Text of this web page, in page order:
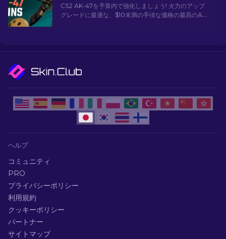
CS2 AK-47を予算内で強化しましょう! 火力のアップ
グレードに最適な、$10未満の手頃な価格の最高のAK-
ヘルプ
コミュニティ
PRO
プライバシーポリシー
利用規約
クッキーポリシー
パートナー
サイトマップ